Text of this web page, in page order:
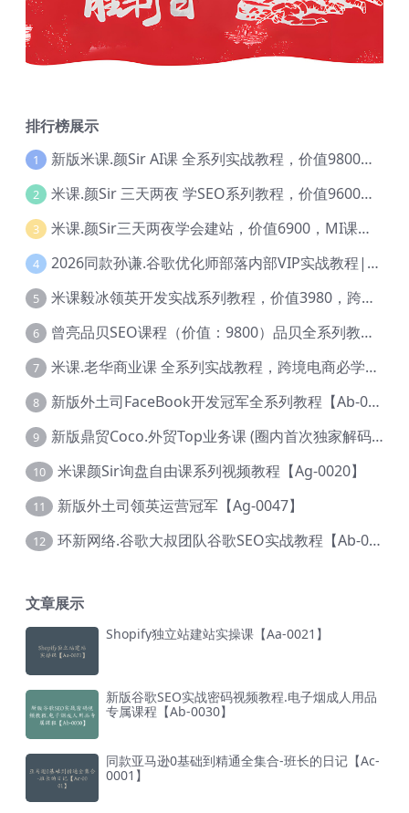
排行榜展示
1 新版米课.颜Sir AI课 全系列实战教程，价值9800，跨境首选！【Ag-0052】
2 米课.颜Sir 三天两夜 学SEO系列教程，价值9600元，跨境人都在学 【Ag-0056】
3 米课.颜Sir三天两夜学会建站，价值6900，MI课甄选课程 【Ag-0055】
4 2026同款孙谦.谷歌优化师部落内部VIP实战教程|价值4999元全网独家解码（官方报名版本）【@034】
5 米课毅冰领英开发实战系列教程，价值3980，跨境必选【Ag-0049】
6 曾亮品贝SEO课程（价值：9800）品贝全系列教程 【Ab-0022】
7 米课.老华商业课 全系列实战教程，跨境电商必学，价值16900元【Ag-0053】
8 新版外土司FaceBook开发冠军全系列教程【Ab-0021】
9 新版鼎贸Coco.外贸Top业务课 (圈内首次独家解码|460节课)【Ag-0091】
10 米课颜Sir询盘自由课系列视频教程【Ag-0020】
11 新版外土司领英运营冠军【Ag-0047】
12 环新网络.谷歌大叔团队谷歌SEO实战教程【Ab-0024】
文章展示
Shopify独立站建站实操课【Aa-0021】
新版谷歌SEO实战密码视频教程.电子烟成人用品
专属课程【Ab-0030】
同款亚马逊0基础到精通全集合-班长的日记【Ac-
0001】